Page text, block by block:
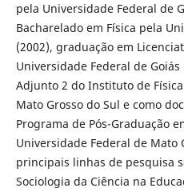
pela Universidade Federal de
Bacharelado em Física pela
(2002), graduação em
Universidade Federal de
Adjunto 2 do Instituto de
Mato Grosso do Sul e como
Programa de Pós-Graduação
Universidade Federal de Mato
principais linhas de pesquisa
Sociologia da Ciência na